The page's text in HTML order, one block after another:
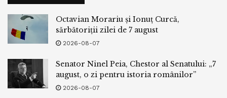
Octavian Morariu și Ionuț Curcă,
sărbătoriții zilei de 7 august
2026-08-07
Senator Ninel Peia, Chestor al Senatului: „7
august, o zi pentru istoria românilor”
2026-08-07